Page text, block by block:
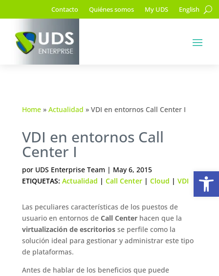
Contacto Quiénes somos My UDS English
Home» Actualidad » VDI en entornos Call Center I
VDI en entornos Call
Center I
por UDS Enterprise Team | May 6, 2015
ETIQUETAS: Actualidad | Call Center| Cloud | VDI
Las peculiares características de los puestos de
usuario en entornos de Call Centerhacen que la
virtualización de escritoriosse perfile como la
solución ideal para gestionar y administrar este tipo
de plataformas.
Antes de hablar de los beneficios que puede